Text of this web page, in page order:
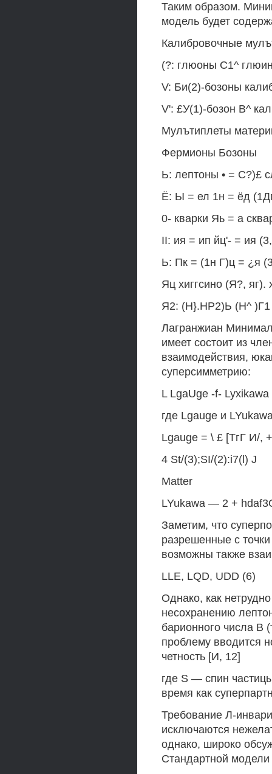
Таким образом.
модель будет
Калибровочные
(?: глюоны С1^
V: Би(2)-бозоны
V': £У(1)-бозон В^
Мулътиплеты
Фермионы Бозоны
Ь: лептоны • = С?)£
Ё: Ы = ел 1н = ёд
0- кварки Яь = а
II: ия = ип йц'- = ия
Ь: Пк = (1н Г)ц = ¿я
Яц хиггсино (Я?, яг).
Я2: (Н}.НР2)Ь (Н^ )Г1
Лагранжиан
имеет состоит из
взаимодействия,
суперсимметрию:
L LgaUge -f-
где Lgauge и
Lgauge = \ £ [ТгГ И/,
4 St/(3);SI/(2):i7(l) J
Matter
LYukawa — 2 +
Заметим, что
разрешенные с
возможны также
LLE, LQD, UDD (6)
Однако, как
несохранению
барионного числа В
проблему вводится
четность [И, 12]
где S — спин
время как
Требование Л-
исключаются
однако, широко
Стандартной